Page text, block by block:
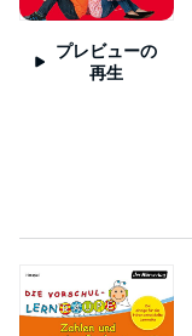
プレビューの
再生